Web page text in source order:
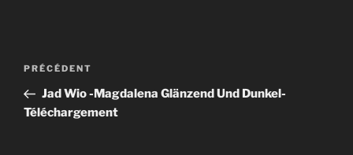
Navigation
l’article
Article
précédent
PRÉCÉDENT
Jad Wio -Magdalena Glänzend Und Dunkel-
Téléchargement